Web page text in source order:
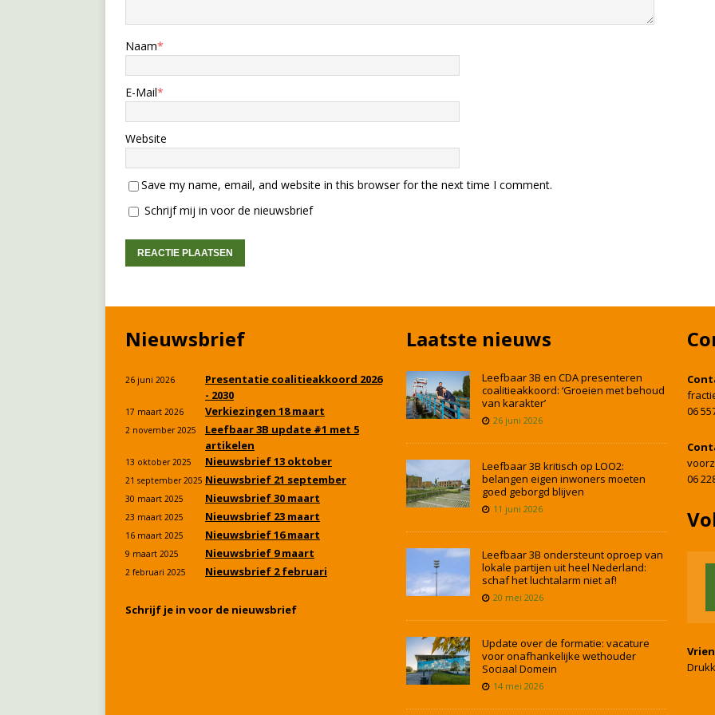
Naam*
E-Mail*
Website
Save my name, email, and website in this browser for the next time I comment.
Schrijf mij in voor de nieuwsbrief
Nieuwsbrief
26 juni 2026
Presentatie coalitieakkoord 2026
- 2030
17 maart 2026 Verkiezingen 18 maart
2 november 2025
Leefbaar 3B update #1 met 5
artikelen
13 oktober 2025 Nieuwsbrief 13 oktober
21 september 2025 Nieuwsbrief 21 september
30 maart 2025 Nieuwsbrief 30 maart
23 maart 2025 Nieuwsbrief 23 maart
16 maart 2025 Nieuwsbrief 16 maart
9 maart 2025 Nieuwsbrief 9 maart
2 februari 2025 Nieuwsbrief 2 februari
Schrijf je in voor de nieuwsbrief
Laatste nieuws
Leefbaar 3B en CDA presenteren
coalitieakkoord: ‘Groeien met behoud
van karakter’
26 juni 2026
Leefbaar 3B kritisch op LOO2:
belangen eigen inwoners moeten
goed geborgd blijven
11 juni 2026
Leefbaar 3B ondersteunt oproep van
lokale partijen uit heel Nederland:
schaf het luchtalarm niet af!
20 mei 2026
Update over de formatie: vacature
voor onafhankelijke wethouder
Sociaal Domein
14 mei 2026
06
06